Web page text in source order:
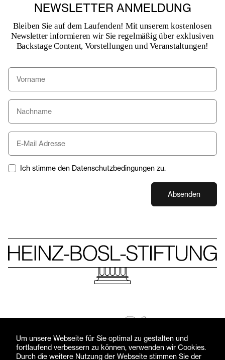
NEWSLETTER ANMELDUNG
Bleiben Sie auf dem Laufenden! Mit unserem kostenlosen
Newsletter informieren wir Sie regelmäßig über exklusiven
Backstage Content, Vorstellungen und Veranstaltungen!
Ich stimme den Datenschutzbedingungen zu.
Absenden
© Heinz-Bosl-Stiftung 2026 — Alle Rechte vorbehalten
ImpressumDatenschutzerklärung
Um unsere Webseite für Sie optimal zu gestalten und
fortlaufend verbessern zu können, verwenden wir Cookies.
Durch die weitere Nutzung der Webseite stimmen Sie der